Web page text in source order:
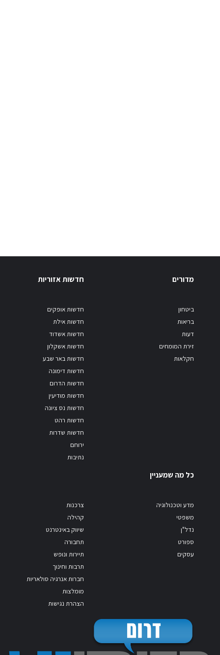
מדורים
ביטחון
בריאות
דעות
זירת המומחים
חקלאות
חדשות אזוריות
חדשות אופקים
חדשות אילת
חדשות אשדוד
חדשות אשקלון
חדשות באר שבע
חדשות דימונה
חדשות הדרום
חדשות מודיעין
חדשות נס ציונה
חדשות רהט
חדשות שדרות
ירוחם
נתיבות
כל מה שמעניין
מדע וטכנולוגיה
משפטי
נדל"ן
ספורט
עסקים
צרכנות
קהילה
שיווק באינטרנט
תחבורה
תיירות ונופש
תרבות וחינוך
חברות אנרגיה סולאריות
מומלצות
הצהרת נגישות